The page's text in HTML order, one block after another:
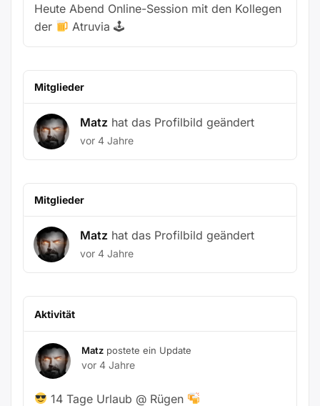
Heute Abend Online-Session mit den Kollegen
der
Atruvia 🕹
Mitglieder
Matz hat das Profilbild geändert
vor 4 Jahre
Mitglieder
Matz hat das Profilbild geändert
vor 4 Jahre
Aktivität
Matz postete ein Update
vor 4 Jahre
14 Tage Urlaub @ Rügen